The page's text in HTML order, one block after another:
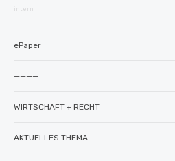
intern
ePaper
————
WIRTSCHAFT + RECHT
AKTUELLES THEMA